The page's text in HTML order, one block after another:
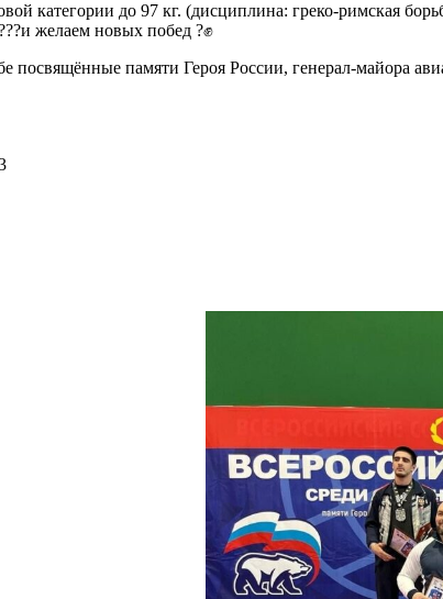
категории до 97 кг. (дисциплина: греко-римская
желаем новых побед ?✊
посвящённые памяти Героя России, генерал-майора